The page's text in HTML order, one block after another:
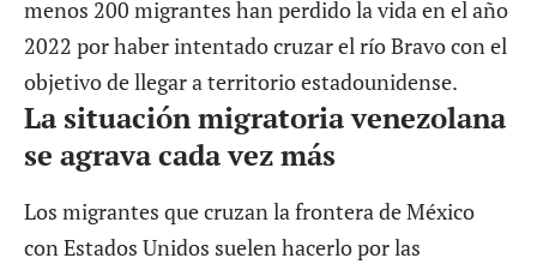
menos 200 migrantes han perdido la vida en el año
2022 por haber intentado cruzar el río Bravo con el
objetivo de llegar a territorio estadounidense.
La situación migratoria venezolana
se agrava cada vez más
Los migrantes que cruzan la frontera de México
con Estados Unidos suelen hacerlo por las